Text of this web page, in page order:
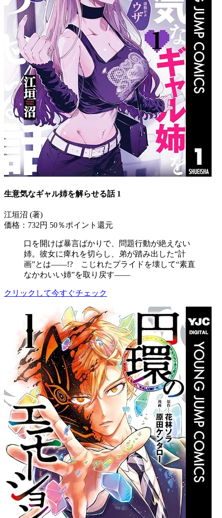
生意気なギャル姉を解らせる話 1
江垣沼 (著)
価格：732円 50％ポイント還元
口を開けば暴言ばかりで、問題行動が絶えない
姉。彼女に痺れを切らし、弟が踏み出した“計
画”とは――!? こじれたプライドを壊して“素直
なかわいい姉”を取り戻す――
クリックして今すぐチェック